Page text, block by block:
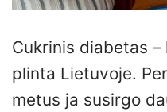
Cukrinis diabetas
plinta Lietuvoje.
metus ja susirgo